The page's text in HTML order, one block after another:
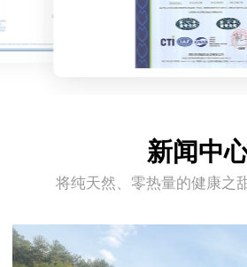
新闻中
将纯天然、零热量的健康之